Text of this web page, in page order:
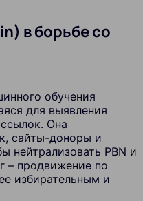
в борьбе со
обучения
для выявления
Она
сайты-доноры и
нейтрализовать PBN и
– продвижение по
избирательным и